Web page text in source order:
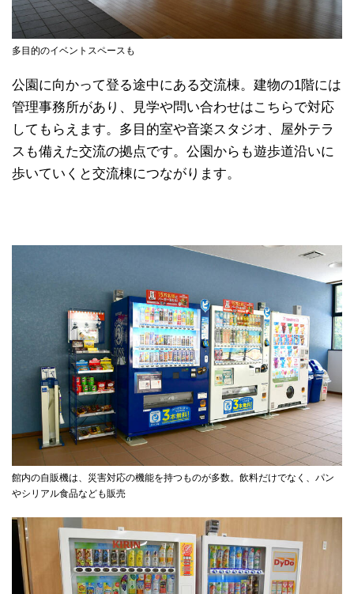
多目的のイベントスペースも
公園に向かって登る途中にある交流棟。建物の1階には
管理事務所があり、見学や問い合わせはこちらで対応
してもらえます。多目的室や音楽スタジオ、屋外テラ
スも備えた交流の拠点です。公園からも遊歩道沿いに
歩いていくと交流棟につながります。
館内の自販機は、災害対応の機能を持つものが多数。飲料だけでなく、パン
やシリアル食品なども販売